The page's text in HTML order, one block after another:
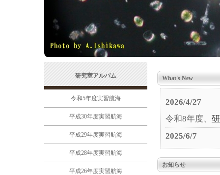
What's New
2026/4/27
令和8年度、
2025/6/7
2024/4/1
お知らせ
研究室アルバム
令和5年度実習航海
平成30年度実習航海
平成29年度実習航海
平成28年度実習航海
平成26年度実習航海